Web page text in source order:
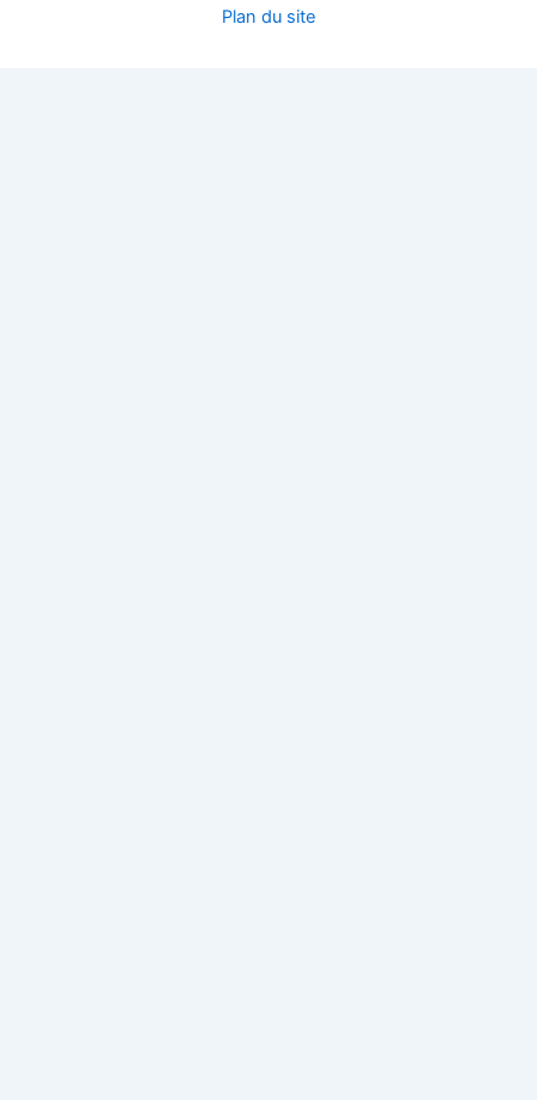
Plan du site